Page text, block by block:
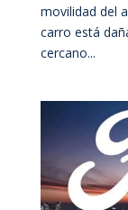
movilidad del
carro está
cercano...